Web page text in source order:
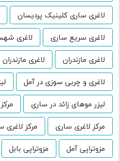
لاغری ساری کلینیک پردیسان
لاغری سریع ساری
لاغری
لاغری مازندران
لاغری
لاغری و چربی سوزی در آمل
لیزر موهای زائد در ساری
مرکز لاغری ساری
مرکز لاغری
مزوتراپی آمل
مزوتراپی بابل